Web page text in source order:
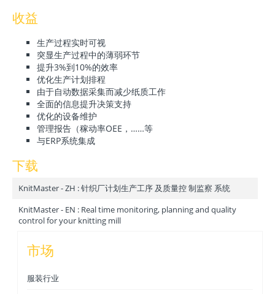
收益
生产过程实时可视
突显生产过程中的薄弱环节
提升3%到10%的效率
优化生产计划排程
由于自动数据采集而减少纸质工作
全面的信息提升决策支持
优化的设备维护
管理报告（稼动率OEE，……等
与ERP系统集成
下载
KnitMaster - ZH : 针织厂计划生产工序 及质量控 制监察 系统
KnitMaster - EN : Real time monitoring, planning and quality
control for your knitting mill
市场
服装行业